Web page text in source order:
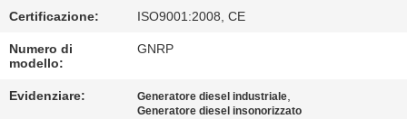
CONTATTICI
RICHIEDA
UNA
Certificazione: ISO9001:2008, CE
Numero di
modello:
GNRP
Evidenziare: Generatore diesel industriale,
Generatore diesel insonorizzato